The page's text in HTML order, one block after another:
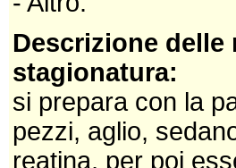
Descrizione
stagionatura:
si prepara con la
pezzi, aglio,
reatina, per poi